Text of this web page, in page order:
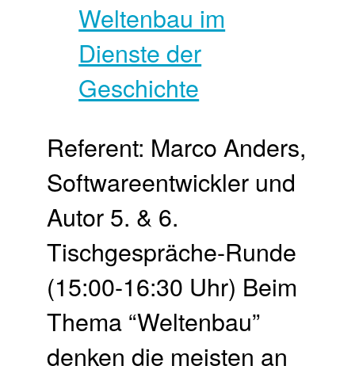
Referent: Marco Anders,
Softwareentwickler und
Autor 5. & 6.
Tischgespräche-Runde
(15:00-16:30 Uhr) Beim
Thema “Weltenbau”
denken die meisten an